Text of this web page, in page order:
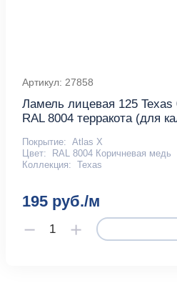
Артикул: 27858
Ламель лицевая 125 Texas
RAL 8004 терракота (для
Покрытие: Atlas X
Цвет:
RAL 8004 Коричневая медь
Коллекция: Texas
195 руб./м